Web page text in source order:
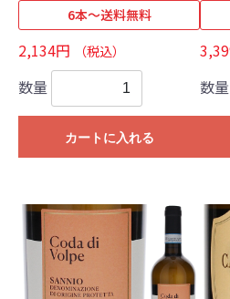
6本～送料無料
2,134円 （税込）
数量
カートに入れる
数量